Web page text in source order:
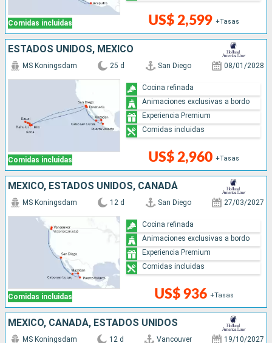
Comidas incluidas US$ 2,599 +Tasas
ESTADOS UNIDOS, MÉXICO
Comidas incluidas
MS Koningsdam 25 d San Diego 08/01/2028
US$ 2,960 +Tasas
Cocina refinada
Animaciones exclusivas a bordo
Experiencia Premium
Comidas incluidas
MÉXICO, ESTADOS UNIDOS, CANADÁ
Comidas incluidas
MS Koningsdam 12 d San Diego 27/03/2027
US$ 936 +Tasas
Cocina refinada
Animaciones exclusivas a bordo
Experiencia Premium
Comidas incluidas
MÉXICO, CANADÁ, ESTADOS UNIDOS
MS Koningsdam 12 d Vancouver 19/10/2027